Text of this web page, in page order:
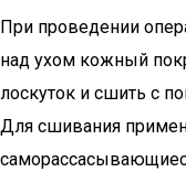
При проведении
над ухом кожный
лоскуток и сшить с
Для сшивания